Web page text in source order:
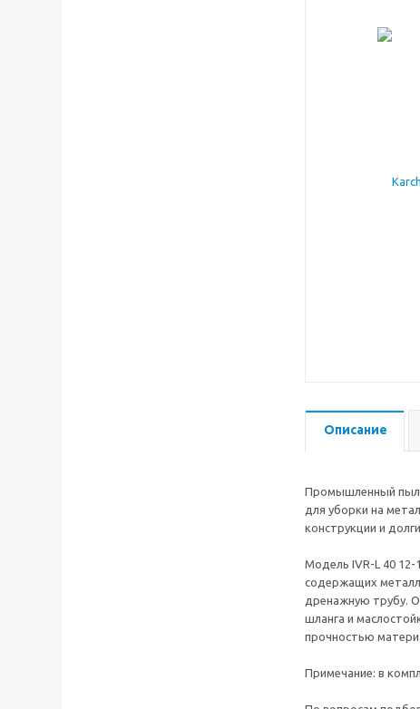
Описание
Промышленный
для уборки на
конструкции и
Модель IVR-L 40 12-
содержащих
дренажную трубу.
шланга и
прочностью
Примечание: в